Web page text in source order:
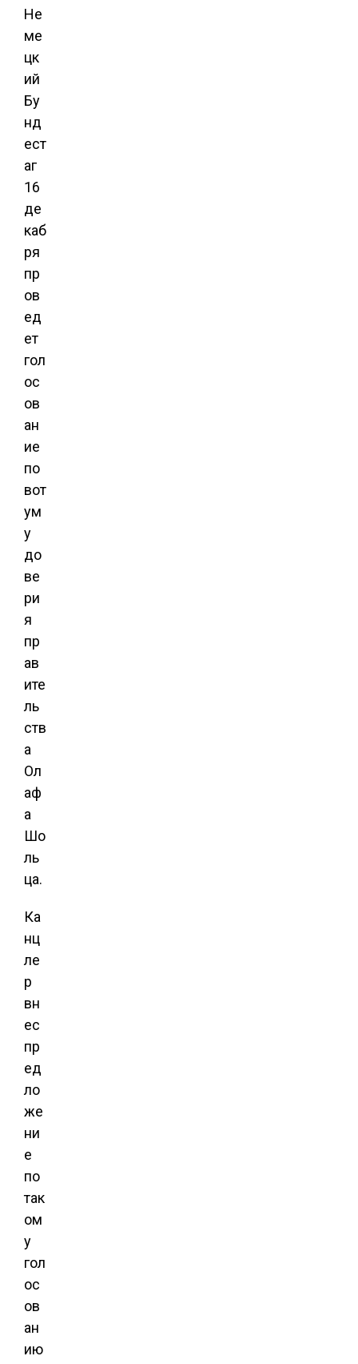
Не
ме
цк
ий
Бу
нд
ест
аг
16
де
каб
ря
пр
ов
ед
ет
гол
ос
ов
ан
ие
по
вот
ум
у
до
ве
ри
я
пр
ав
ите
ль
ств
а
Ол
аф
а
Шо
ль
ца.
Ка
нц
ле
р
вн
ес
пр
ед
ло
же
ни
е
по
так
ом
у
гол
ос
ов
ан
ию